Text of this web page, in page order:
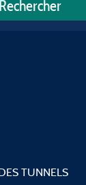
Rechercher
TUNNELS